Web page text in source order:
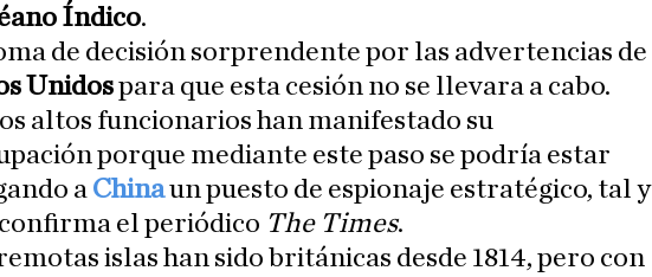
Índico.
de decisión sorprendente por las advertencias de
Unidospara que esta cesión no se llevara a cabo.
altos funcionarios han manifestado su
porque mediante este paso se podría estar
a Chinaun puesto de espionaje estratégico, tal y
el periódico The Times.
islas han sido británicas desde 1814, pero con